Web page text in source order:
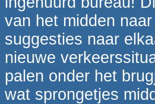
van het midden
suggesties naar
nieuwe
palen onder het
wat sprongetjes